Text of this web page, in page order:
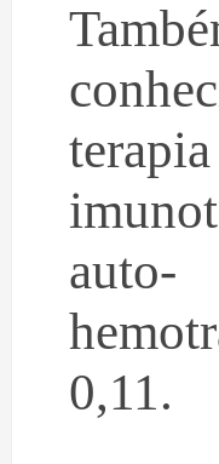
auto-
0,11.